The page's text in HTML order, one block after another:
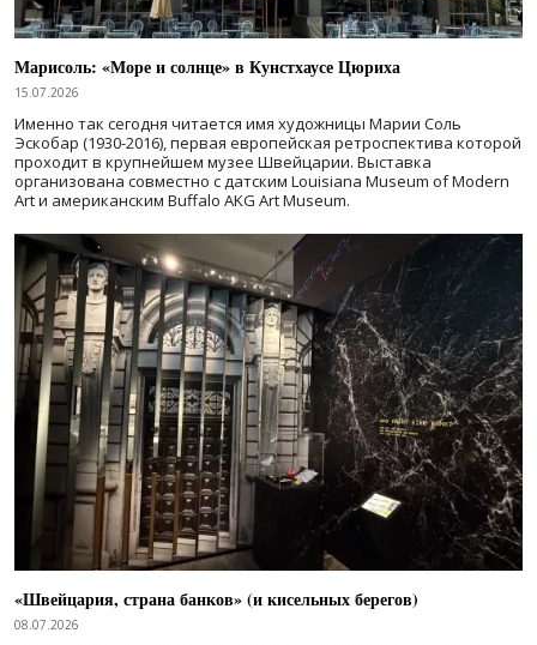
Марисоль: «Море и солнце» в Кунстхаусе Цюриха
15.07.2026
Именно так сегодня читается имя художницы Марии Соль
Эскобар (1930-2016), первая европейская ретроспектива которой
проходит в крупнейшем музее Швейцарии. Выставка
организована совместно с датским Louisiana Museum of Modern
Art и американским Buffalo AKG Art Museum.
«Швейцария, страна банков» (и кисельных берегов)
08.07.2026